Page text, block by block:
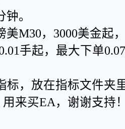
。
美M30，3000美金起
手起，最大下单
标，放在指标文件夹
来买EA，谢谢支持